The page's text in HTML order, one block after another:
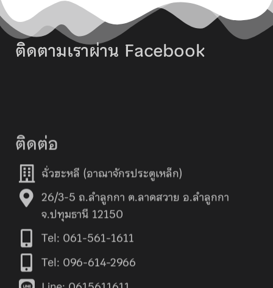
ติดตามเราผ่าน Facebook
ติดต่อ
26/3-5 ถ.ลำลูกกา ต.ลาดสวาย อ.ลำลูกกา
จ.ปทุมธานี 12150
Tel: 061-561-1611